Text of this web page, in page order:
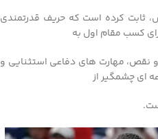
ثابت کرده است که حریف قدرتمندی
کسب مقام اول به
نقص، مهارت‌ های دفاعی استثنایی و
ای چشمگیر از